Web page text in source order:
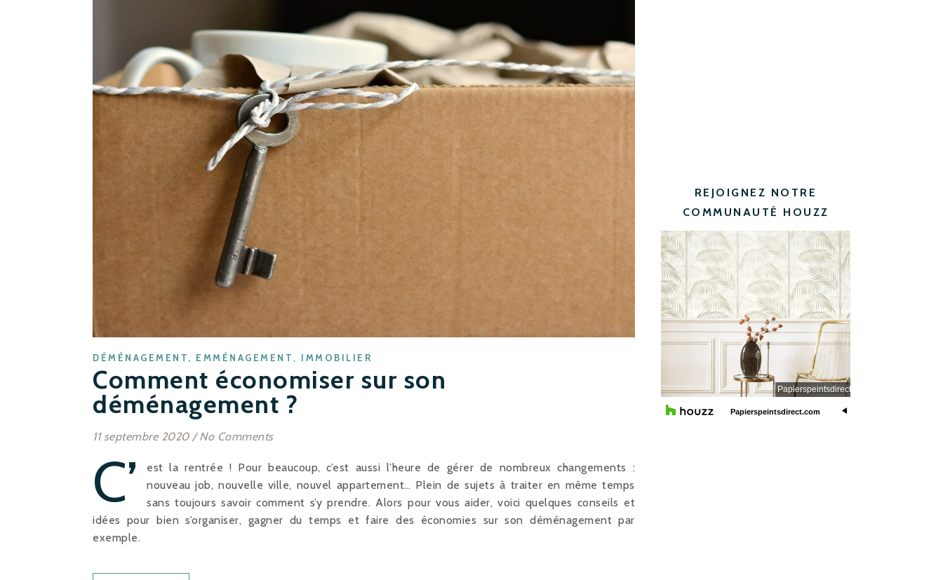
DÉMÉNAGEMENT, EMMÉNAGEMENT , IMMOBILIER
Comment économiser sur son
déménagement ?
11 septembre 2020 / No Comments
C’
est la rentrée ! Pour beaucoup, c’est aussi l’heure de gérer de nombreux changements :
nouveau job, nouvelle ville, nouvel appartement… Plein de sujets à traiter en même temps
sans toujours savoir comment s’y prendre. Alors pour vous aider, voici quelques conseils et
idées pour bien s’organiser, gagner du temps et faire des économies sur son déménagement par
exemple.
REJOIGNEZ NOTRE
COMMUNAUTÉ HOUZZ